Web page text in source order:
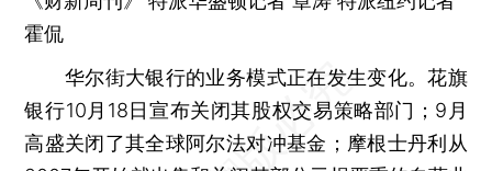
霍侃
华尔街大银行的业务模式正在发生变化。花旗
银行10月18日宣布关闭其股权交易策略部门；9月
高盛关闭了其全球阿尔法对冲基金；摩根士丹利从